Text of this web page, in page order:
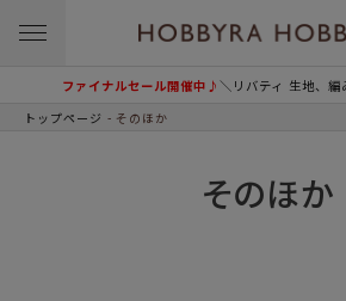
ファイナルセール開催中♪＼リバティ 生地、
トップページ そのほか
そのほか